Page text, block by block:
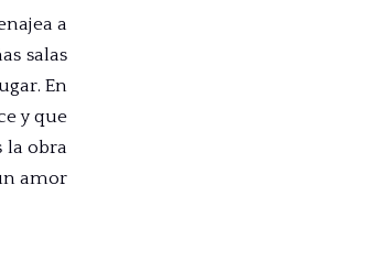
a
salas
En
y que
la obra
amor